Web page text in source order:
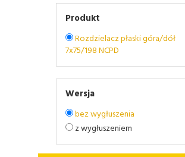
Produkt
Rozdzielacz płaski góra/dół
7x75/198 NCPD
Wersja
bez wygłuszenia
z wygłuszeniem